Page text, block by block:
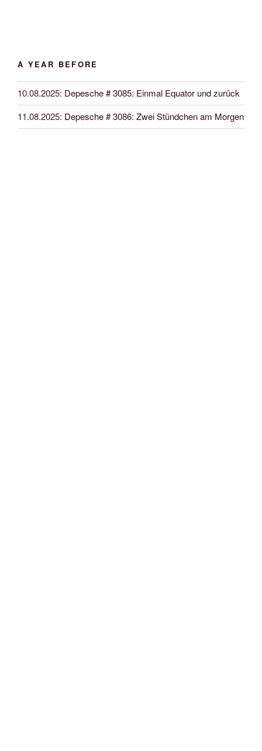
A YEAR BEFORE
10.08.2025: Depesche # 3085: Einmal Equator und zurück
11.08.2025: Depesche # 3086: Zwei Stündchen am Morgen